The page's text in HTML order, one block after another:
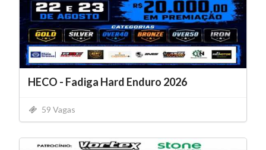
HECO - Fadiga Hard Enduro 2026
59 Vagas